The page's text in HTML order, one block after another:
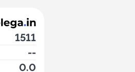
1511
--
0.0